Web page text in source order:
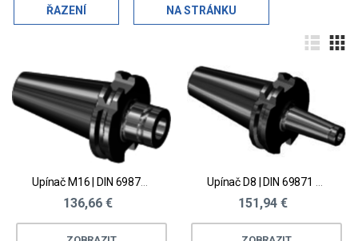
ŘAZENÍ NA STRÁNKU
Upínač M16 | DIN 69871 AD
136,66 €
Upínač D8 | DIN 69871 AD
151,94 €